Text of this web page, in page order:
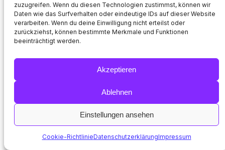
zuzugreifen. Wenn du diesen Technologien zustimmst, können wir
Daten wie das Surfverhalten oder eindeutige IDs auf dieser Website
verarbeiten. Wenn du deine Einwilligung nicht erteilst oder
zurückziehst, können bestimmte Merkmale und Funktionen
beeinträchtigt werden.
Akzeptieren
Ablehnen
Einstellungen ansehen
Cookie-RichtlinieDatenschutzerklärungImpressum